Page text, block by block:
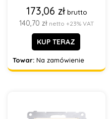
173,06 zł brutto
140,70 zł netto +23% VAT
KUP TERAZ
Towar: Na zamówienie